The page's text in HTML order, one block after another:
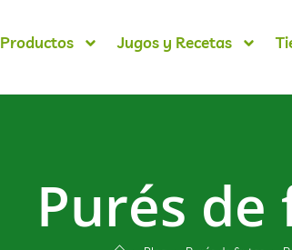
Productos Jugos y Recetas
Purés